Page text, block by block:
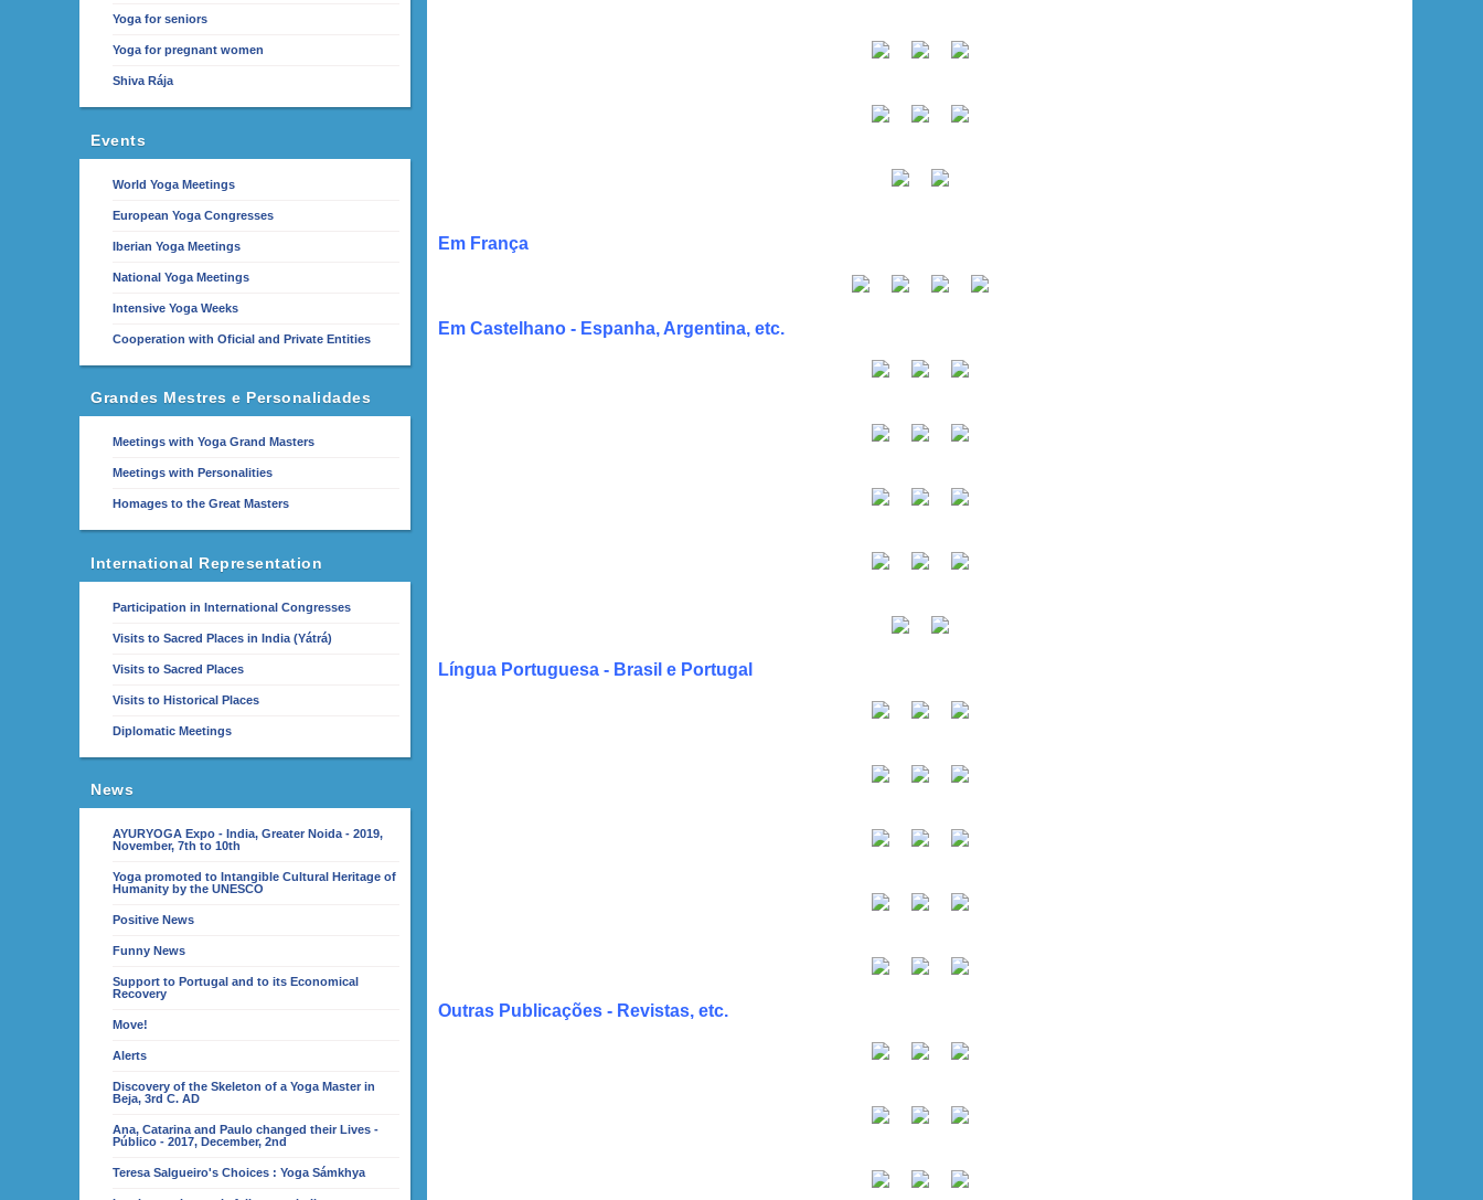
Yoga for seniors
Yoga for pregnant women
Shiva Rája
Events
World Yoga Meetings
European Yoga Congresses
Iberian Yoga Meetings
National Yoga Meetings
Intensive Yoga Weeks
Cooperation with Oficial and Private Entities
Grandes Mestres e Personalidades
Meetings with Yoga Grand Masters
Meetings with Personalities
Homages to the Great Masters
International Representation
Participation in International Congresses
Visits to Sacred Places in India (Yátrá)
Visits to Sacred Places
Visits to Historical Places
Diplomatic Meetings
News
AYURYOGA Expo - India, Greater Noida - 2019,
November, 7th to 10th
Yoga promoted to Intangible Cultural Heritage of
Humanity by the UNESCO
Positive News
Funny News
Support to Portugal and to its Economical
Recovery
Move!
Alerts
Discovery of the Skeleton of a Yoga Master in
Beja, 3rd C. AD
Ana, Catarina and Paulo changed their Lives -
Público - 2017, December, 2nd
Teresa Salgueiro's Choices : Yoga Sámkhya
Em França
Em Castelhano - Espanha, Argentina, etc.
Língua Portuguesa - Brasil e Portugal
Outras Publicações - Revistas, etc.